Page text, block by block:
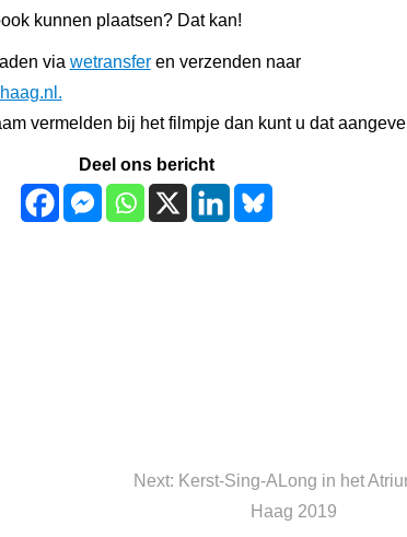
kunnen plaatsen? Dat kan!
via wetransferen verzenden naar
vermelden bij het filmpje dan kunt u dat
Deel ons bericht
Next: Next
Kerst-Sing-ALong in het
Haag 2019